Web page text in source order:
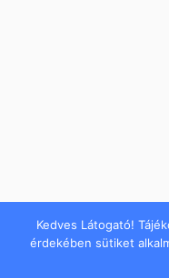
Kedves Látogató!
érdekében sütiket